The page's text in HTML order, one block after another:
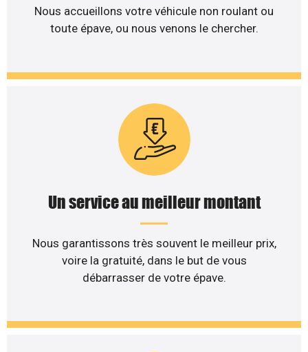
Nous accueillons votre véhicule non roulant ou
toute épave, ou nous venons le chercher.
Un service au meilleur montant
Nous garantissons très souvent le meilleur prix,
voire la gratuité, dans le but de vous
débarrasser de votre épave.